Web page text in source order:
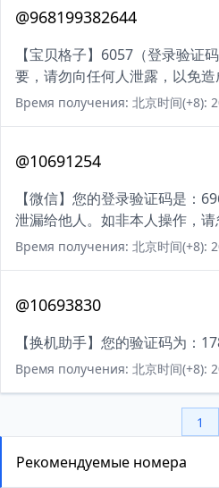
@968199382644
【宝贝格子】6057（登录验证
要，请勿向任何人泄露，以免造
Время получения: 北京时间(+8):
@10691254
【微信】您的登录验证码是：
泄漏给他人。如非本人操作，请
Время получения: 北京时间(+8):
@10693830
【换机助手】您的验证码为：
Время получения: 北京时间(+8):
1
Рекомендуемые номера